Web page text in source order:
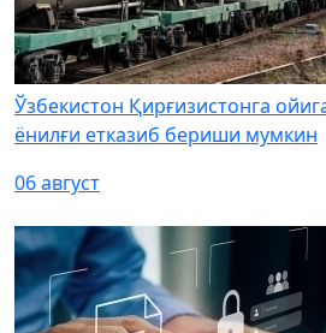
Ўзбекистон Қирғизистонга
ёнилғи етказиб бериши мумкин
06 август